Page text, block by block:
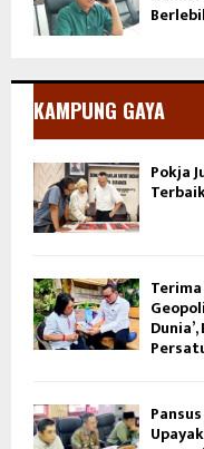
KAMPUNG GAYA
Pokja